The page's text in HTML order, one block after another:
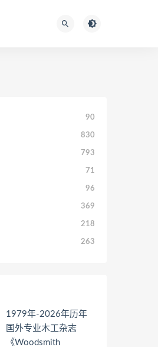
90
830
793
71
96
369
218
263
1979年-2026年历年
国外专业木工杂志
《Woodsmith